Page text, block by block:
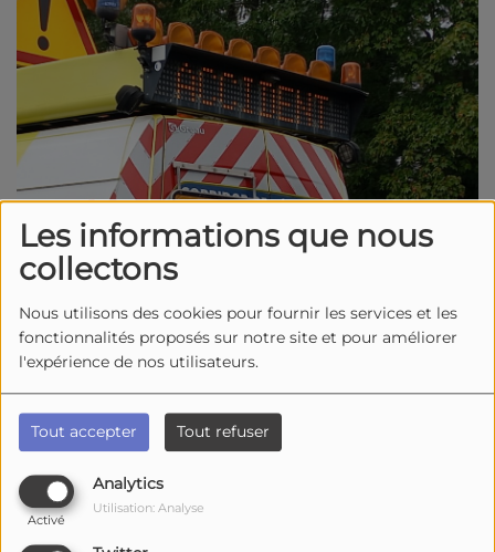
Les informations que nous
collectons
Nous utilisons des cookies pour fournir les services et les
fonctionnalités proposés sur notre site et pour améliorer
l'expérience de nos utilisateurs.
Tout accepter Tout refuser
Analytics
Activé
Utilisation: Analyse
05 mai 2026 - 3291 vues
Un drame de la route à Saint-Sulpice-de-Royan, ce
après un grave accident de la route impliquant une
moto et une voiture. Selon les gendarmes, le
conducteur de la voiture a tenté de dépasser un